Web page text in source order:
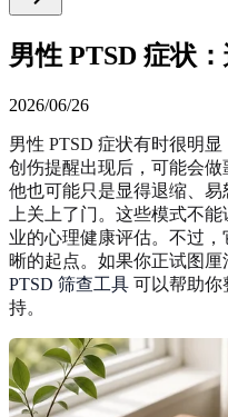
男性 PTSD 症状
2026/06/26
男性 PTSD 症状有时很明
创伤提醒出现后，可能会
他也可能只是显得退缩、
上关上了门。这些模式不
业的心理健康评估。不过
晰的起点。如果你正试图
PTSD 筛查工具 可以帮助你
持。